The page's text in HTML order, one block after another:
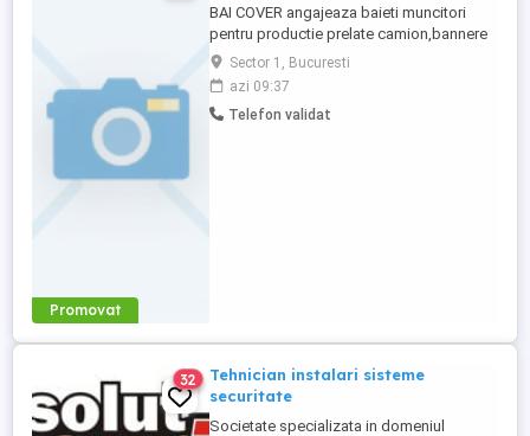
Promovat
BAI COVER angajeaza baieti muncitori
pentru productie prelate camion,bannere
publicitare. Locatie stabila :
Bucuresti,Soseaua Chitilei nr 230 ( in
incinta DB Schenker,Hala A5 ) Program L-V
8,30-17 Salariu atractiv de la 4000 lei net in
Sector 1, Bucuresti
azi 09:37
Telefon validat
32
Tehnician instalari sisteme
securitate
Societate specializata in domeniul